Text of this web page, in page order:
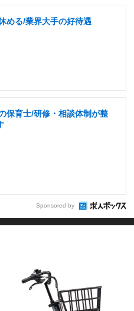
める/業界大手の好待遇
保育士/研修・相談体制が整
Sponsored by